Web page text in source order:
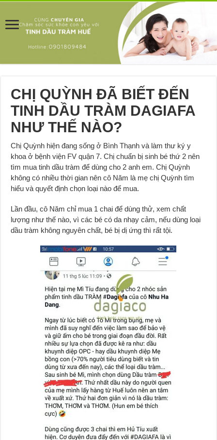
CHỊ QUỲNH ĐÃ BIẾT ĐẾN
TINH DẦU TRÀM DAGIAFA
NHƯ THẾ NÀO?
Chị Quỳnh hiện đang sống ở Bình Thạnh và làm thư ký y
khoa ở bệnh viện FV quận 7. Chị chuẩn bị sinh bé thứ 2 nên
tìm mua tinh dầu tràm để dùng cho 2 anh em. Chị Quỳnh
không có nhiều thời gian nên cô Năm là mẹ chị Quỳnh tìm
hiểu và quyết định chọn loại nào để mua.
Lần đầu, cô Năm chỉ mua 1 chai để dùng thử, xem chất
lượng như thế nào, vì các bé có da nhạy cảm, nếu dùng loại
dầu tràm không nguyên chất, bé bị dị ứng thì rất tội.